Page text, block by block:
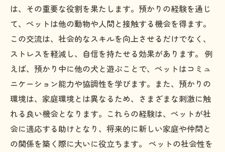
は、その重要な役割を果たします。預かりの経験を通じ
て、ペットは他の動物や人間と接触する機会を得ます。
この交流は、社会的なスキルを向上させるだけでなく、
ストレスを軽減し、自信を持たせる効果があります。 例
えば、預かり中に他の犬と遊ぶことで、ペットはコミュ
ニケーション能力や協調性を学びます。また、預かりの
環境は、家庭環境とは異なるため、さまざまな刺激に触
れる良い機会となります。これらの経験は、ペットが社
会に適応する助けとなり、将来的に新しい家庭や仲間と
の関係を築く際に大いに役立ちます。 ペットの社会性を